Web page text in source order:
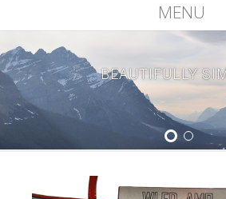
MENU
BEAUTIFULLY
2